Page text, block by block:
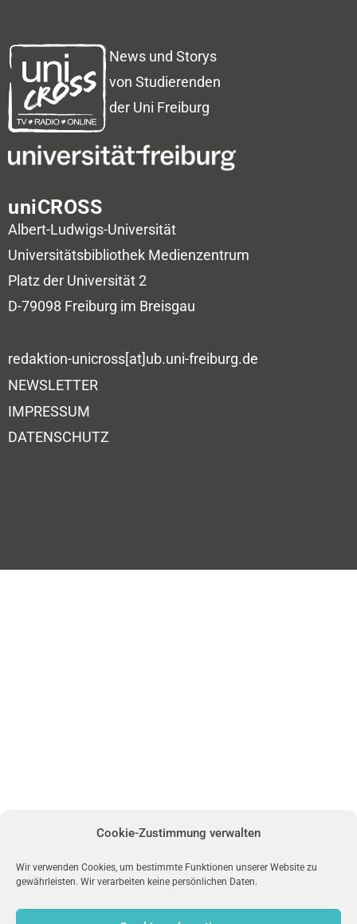
Cookie-Zustimmung verwalten
Wir verwenden Cookies, um bestimmte Funktionen unserer Website zu
gewährleisten. Wir verarbeiten keine persönlichen Daten.
News und Storys
von Studierenden
der Uni Freiburg
uniCROSS
Albert-Ludwigs-Universität
Universitätsbibliothek Medienzentrum
Platz der Universität 2
D-79098 Freiburg im Breisgau
redaktion-unicross[at]ub.uni-freiburg.de
NEWSLETTER
IMPRESSUM
DATENSCHUTZ